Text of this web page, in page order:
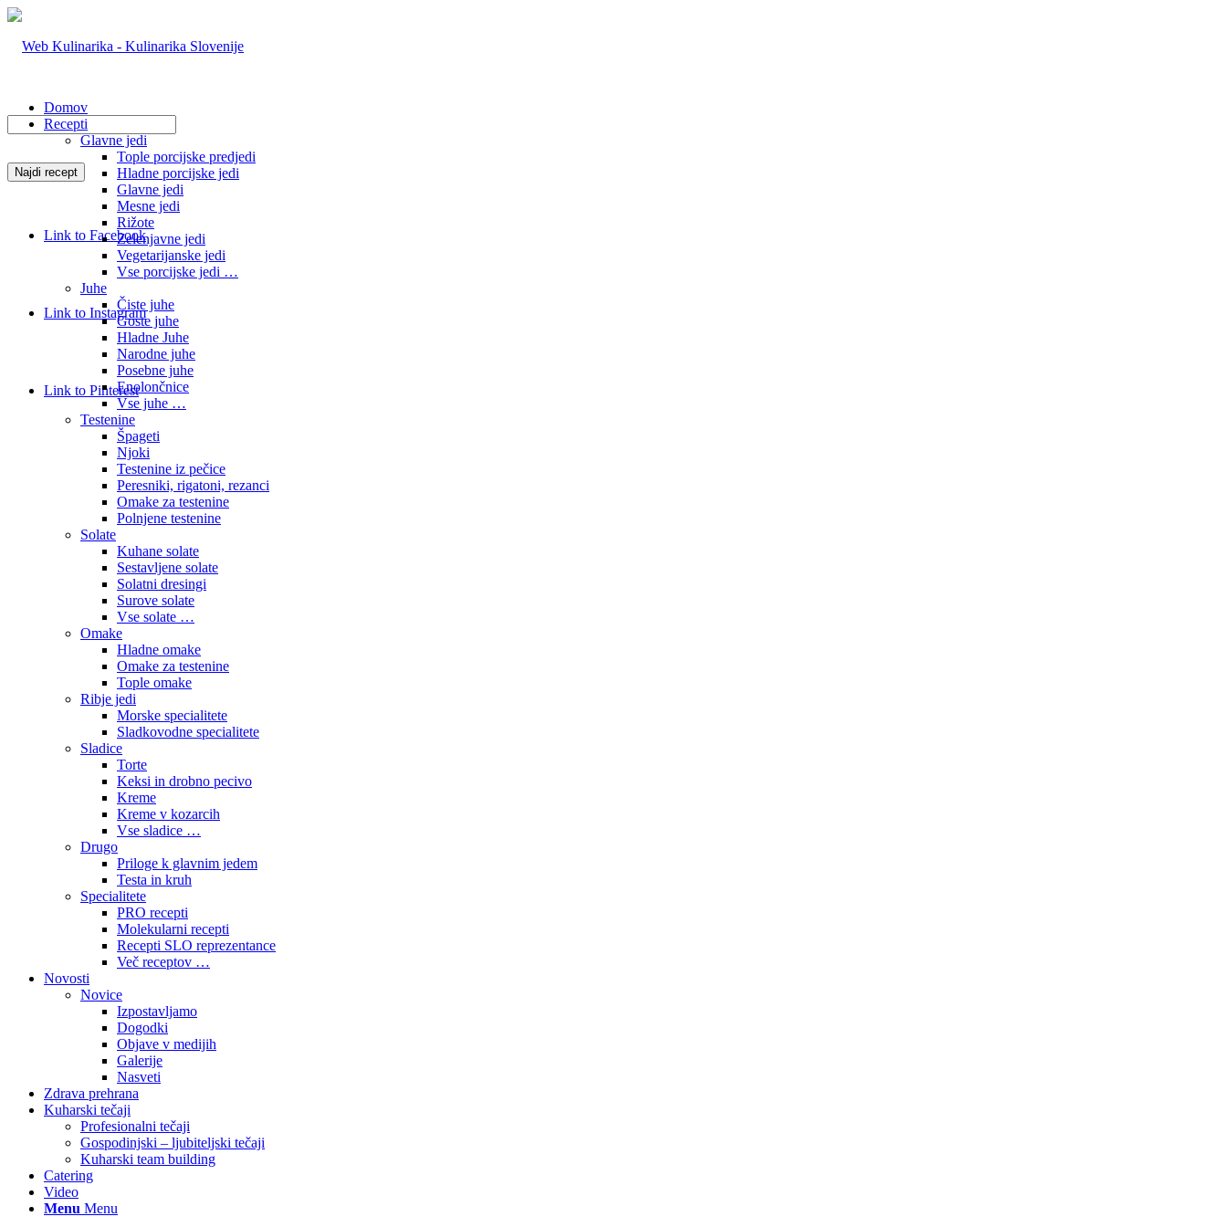
Link to Facebook
Link to Instagram
Link to Pinterest
Domov
Recepti
Glavne jedi
Tople porcijske predjedi
Hladne porcijske jedi
Glavne jedi
Mesne jedi
Rižote
Zelenjavne jedi
Vegetarijanske jedi
Vse porcijske jedi …
Juhe
Čiste juhe
Goste juhe
Hladne Juhe
Narodne juhe
Posebne juhe
Enolončnice
Vse juhe …
Testenine
Špageti
Njoki
Testenine iz pečice
Peresniki, rigatoni, rezanci
Omake za testenine
Polnjene testenine
Solate
Kuhane solate
Sestavljene solate
Solatni dresingi
Surove solate
Vse solate …
Omake
Hladne omake
Omake za testenine
Tople omake
Ribje jedi
Morske specialitete
Sladkovodne specialitete
Sladice
Torte
Keksi in drobno pecivo
Kreme
Kreme v kozarcih
Vse sladice …
Drugo
Priloge k glavnim jedem
Testa in kruh
Specialitete
PRO recepti
Molekularni recepti
Recepti SLO reprezentance
Več receptov …
Novosti
Novice
Izpostavljamo
Dogodki
Objave v medijih
Galerije
Nasveti
Zdrava prehrana
Kuharski tečaji
Profesionalni tečaji
Gospodinjski – ljubiteljski tečaji
Kuharski team building
Catering
Video
Menu Menu